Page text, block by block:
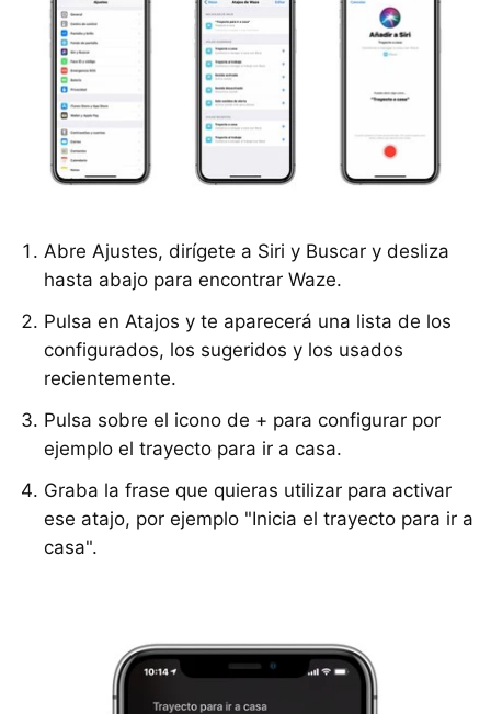
Abre Ajustes, dirígete a Siri y Buscar y desliza
hasta abajo para encontrar Waze.
Pulsa en Atajos y te aparecerá una lista de los
configurados, los sugeridos y los usados
recientemente.
Pulsa sobre el icono de + para configurar por
ejemplo el trayecto para ir a casa.
Graba la frase que quieras utilizar para activar
ese atajo, por ejemplo "Inicia el trayecto para ir a
casa".